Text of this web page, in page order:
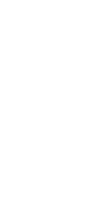
Explore
Explore